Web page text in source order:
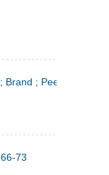
; Peer Gynt. 2
73